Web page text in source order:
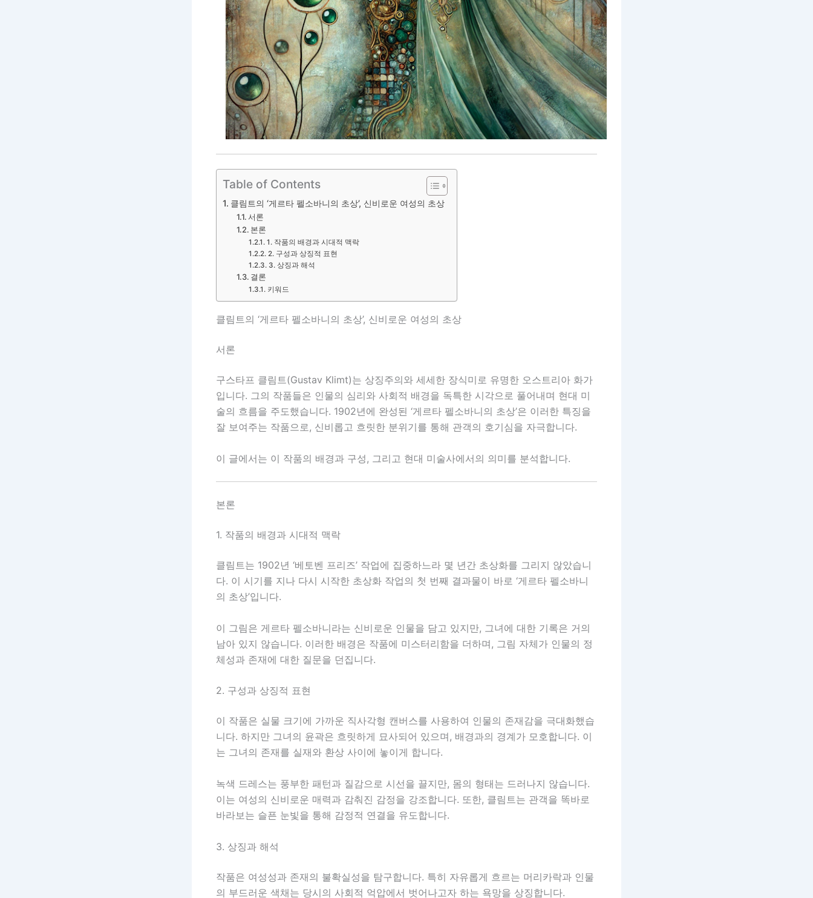
Table of Contents
클림트의 ‘게르타 펠소바니의 초상’, 신비로운 여성의 초상
서론
본론
1. 작품의 배경과 시대적 맥락
2. 구성과 상징적 표현
3. 상징과 해석
결론
키워드
클림트의 ‘게르타 펠소바니의 초상’, 신비로운 여성의 초상
서론
구스타프 클림트(Gustav Klimt)는 상징주의와 세세한 장식미로 유명한 오스트리아 화가
입니다. 그의 작품들은 인물의 심리와 사회적 배경을 독특한 시각으로 풀어내며 현대 미
술의 흐름을 주도했습니다. 1902년에 완성된 ‘게르타 펠소바니의 초상’은 이러한 특징을
잘 보여주는 작품으로, 신비롭고 흐릿한 분위기를 통해 관객의 호기심을 자극합니다.
이 글에서는 이 작품의 배경과 구성, 그리고 현대 미술사에서의 의미를 분석합니다.
본론
1. 작품의 배경과 시대적 맥락
클림트는 1902년 ‘베토벤 프리즈’ 작업에 집중하느라 몇 년간 초상화를 그리지 않았습니
다. 이 시기를 지나 다시 시작한 초상화 작업의 첫 번째 결과물이 바로 ‘게르타 펠소바니
의 초상’입니다.
이 그림은 게르타 펠소바니라는 신비로운 인물을 담고 있지만, 그녀에 대한 기록은 거의
남아 있지 않습니다. 이러한 배경은 작품에 미스터리함을 더하며, 그림 자체가 인물의 정
체성과 존재에 대한 질문을 던집니다.
2. 구성과 상징적 표현
이 작품은 실물 크기에 가까운 직사각형 캔버스를 사용하여 인물의 존재감을 극대화했습
니다. 하지만 그녀의 윤곽은 흐릿하게 묘사되어 있으며, 배경과의 경계가 모호합니다. 이
는 그녀의 존재를 실재와 환상 사이에 놓이게 합니다.
녹색 드레스는 풍부한 패턴과 질감으로 시선을 끌지만, 몸의 형태는 드러나지 않습니다.
이는 여성의 신비로운 매력과 감춰진 감정을 강조합니다. 또한, 클림트는 관객을 똑바로
바라보는 슬픈 눈빛을 통해 감정적 연결을 유도합니다.
3. 상징과 해석
작품은 여성성과 존재의 불확실성을 탐구합니다. 특히 자유롭게 흐르는 머리카락과 인물
의 부드러운 색채는 당시의 사회적 억압에서 벗어나고자 하는 욕망을 상징합니다.